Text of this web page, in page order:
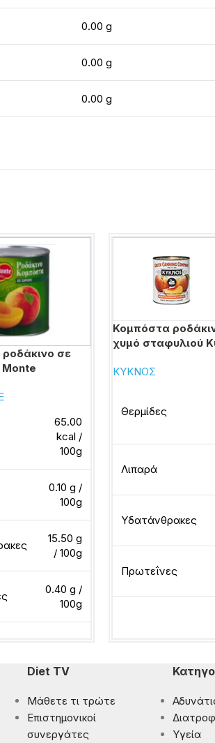
0.00 g
0.00 g
0.00 g
σε
Monte
65.00
kcal /
100g
0.10 g /
100g
15.50 g
/ 100g
0.40 g /
100g
Κομπόστα
χυμό σταφυλιού
ΚΥΚΝΟΣ
Θερμίδες
Λιπαρά
Υδατάνθρακες
Πρωτεΐνες
Diet TV
Μάθετε τι τρώτε
Eπιστημονικοί
συνεργάτες
Υγεία